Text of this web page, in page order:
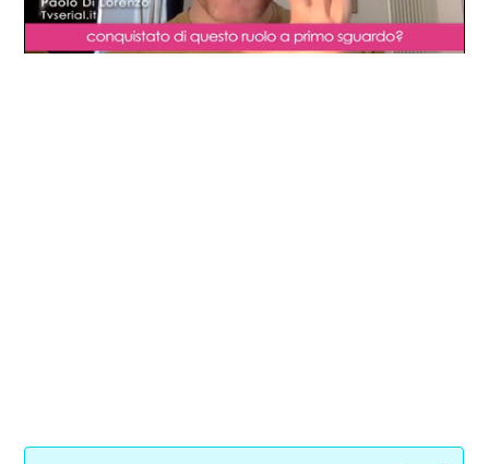
Unmute
Loaded:
0%
Progress:
0%